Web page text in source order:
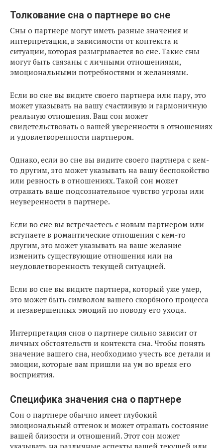
Толкование сна о партнере во сне
Сны о партнере могут иметь разные значения и
интерпретации, в зависимости от контекста и
ситуации, которая разыгрывается во сне. Такие сны
могут быть связаны с личными отношениями,
эмоциональными потребностями и желаниями.
Если во сне вы видите своего партнера или пару, это
может указывать на вашу счастливую и гармоничную
реальную отношения. Ваш сон может
свидетельствовать о вашей уверенности в отношениях
и удовлетворенности партнером.
Однако, если во сне вы видите своего партнера с кем-
то другим, это может указывать на вашу беспокойство
или ревность в отношениях. Такой сон может
отражать ваше подсознательное чувство угрозы или
неуверенности в партнере.
Если во сне вы встречаетесь с новым партнером или
вступаете в романтические отношения с кем-то
другим, это может указывать на ваше желание
изменить существующие отношения или на
неудовлетворенность текущей ситуацией.
Если во сне вы видите партнера, который уже умер,
это может быть символом вашего скорбного процесса
и незавершенных эмоций по поводу его ухода.
Интерпретация снов о партнере сильно зависит от
личных обстоятельств и контекста сна. Чтобы понять
значение вашего сна, необходимо учесть все детали и
эмоции, которые вам пришли на ум во время его
восприятия.
Специфика значения сна о партнере
Сон о партнере обычно имеет глубокий
эмоциональный оттенок и может отражать состояние
вашей близости и отношений. Этот сон может
указывать на различные аспекты вашей текущей или